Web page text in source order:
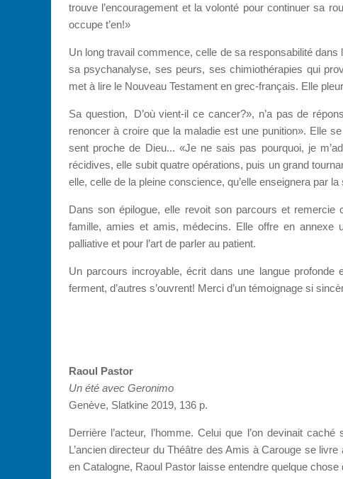
trouve l’encouragement et la volonté pour continuer sa
occupe t’en!»
Un long travail commence, celle de sa responsabilité
sa psychanalyse, ses peurs, ses chimiothérapies qui
met à lire le Nouveau Testament en grec-français. Elle
Sa question, D’où vient-il ce cancer?», n’a pas de
renoncer à croire que la maladie est une punition». Elle
sent proche de Dieu... «Je ne sais pas pourquoi, je
récidives, elle subit quatre opérations, puis un grand
elle, celle de la pleine conscience, qu’elle enseignera par la
Dans son épilogue, elle revoit son parcours et
famille, amies et amis, médecins. Elle offre en annexe
palliative et pour l’art de parler au patient.
Un parcours incroyable, écrit dans une langue
ferment, d’autres s’ouvrent! Merci d’un témoignage si
Raoul Pastor
Un été avec Geronimo
Genève, Slatkine 2019, 136 p.
Derrière l’acteur, l’homme. Celui que l’on devinait
L’ancien directeur du Théâtre des Amis à Carouge se
en Catalogne, Raoul Pastor laisse entendre quelque chose